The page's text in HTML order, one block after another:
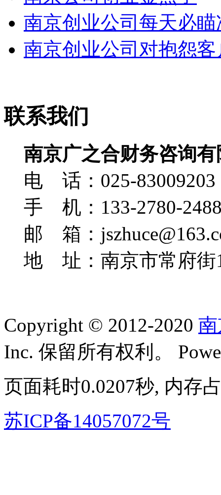
南京创业公司每天必
南京创业公司对抱怨
联系我们
南京广之合财务咨询
电 话：025-83009203
手 机：133-2780-
邮 箱：
地 址：南京市常府街
Copyright © 2012-2020
Inc. 保留所有权利。
页面耗时0.0207秒, 内存
苏ICP备14057072号